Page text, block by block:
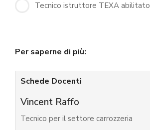
Tecnico istruttore TEXA abilitato
Per saperne di più:
Schede Docenti
Vincent Raffo
Tecnico per il settore carrozzeria